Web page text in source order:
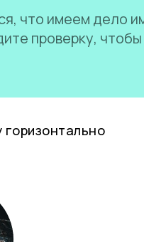
что имеем дело
проверку,
горизонтально